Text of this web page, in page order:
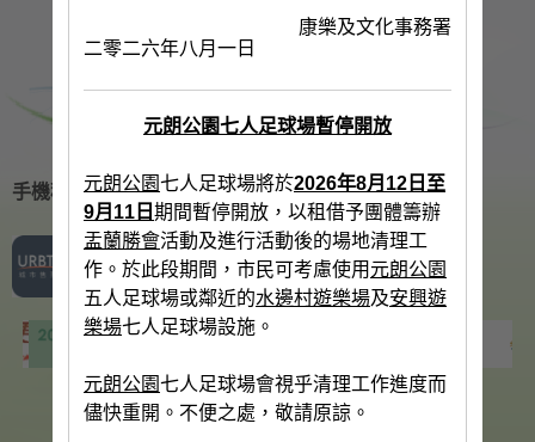
手機程式
康樂及文化事務署
二零二六年八月一日
元朗公園七人足球場暫停開放
元朗公園七人足球場將於2026年8月12日至
9月11日 期間暫停開放，以租借予團體籌辦
盂蘭勝會活動及進行活動後的場地清理工
作。於此段期間，市民可考慮使用 元朗公園
五人足球場或鄰近的水邊村遊樂場及安興遊
樂場七人足球場設施。
元朗公園七人足球場會視乎清理工作進度而
儘快重開。不便之處，敬請原諒。